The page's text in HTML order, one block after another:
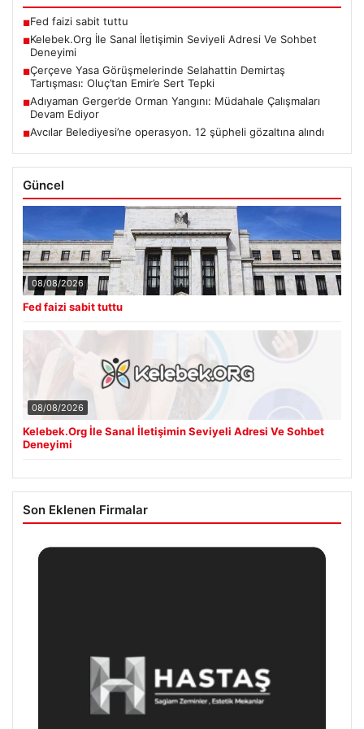
■Fed faizi sabit tuttu
■Kelebek.Org İle Sanal İletişimin Seviyeli Adresi Ve Sohbet
Deneyimi
■Çerçeve Yasa Görüşmelerinde Selahattin Demirtaş
Tartışması: Oluç’tan Emir’e Sert Tepki
■Adıyaman Gerger’de Orman Yangını: Müdahale Çalışmaları
Devam Ediyor
■Avcılar Belediyesi’ne operasyon. 12 şüpheli gözaltına alındı
Güncel
08/08/2026
Fed faizi sabit tuttu
08/08/2026
Kelebek.Org İle Sanal İletişimin Seviyeli Adresi Ve Sohbet
Deneyimi
Son Eklenen Firmalar